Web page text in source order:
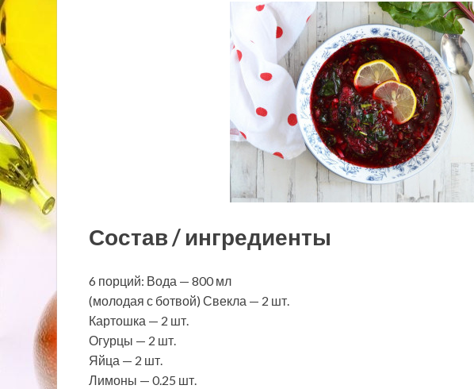
Состав / ингредиенты
6 порций: Вода — 800 мл
(молодая с ботвой) Свекла — 2 шт.
Картошка — 2 шт.
Огурцы — 2 шт.
Яйца — 2 шт.
Лимоны — 0.25 шт.